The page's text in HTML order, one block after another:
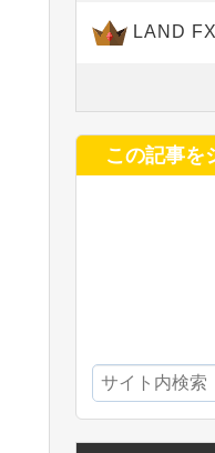
LAND FX
この記事を